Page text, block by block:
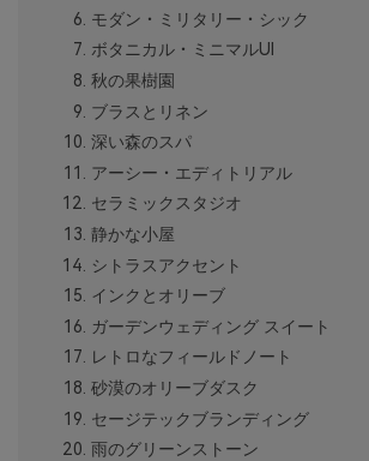
モダン・ミリタリー・シック
ボタニカル・ミニマルUI
秋の果樹園
ブラスとリネン
深い森のスパ
アーシー・エディトリアル
セラミックスタジオ
静かな小屋
シトラスアクセント
インクとオリーブ
ガーデンウェディング スイート
レトロなフィールドノート
砂漠のオリーブダスク
セージテックブランディング
雨のグリーンストーン